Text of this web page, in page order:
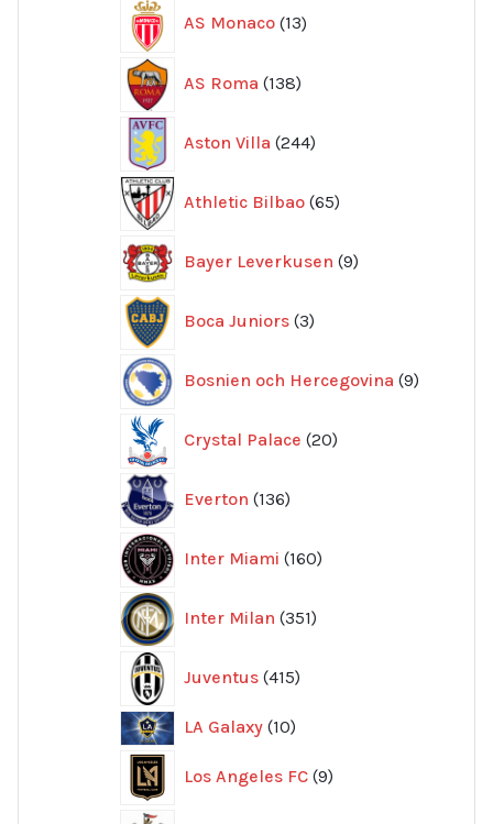
AS Monaco 13
produkter
AS Roma 138
produkter
Aston Villa 244
produkter
Athletic Bilbao 65
produkter
Bayer Leverkusen 9
produkter
Boca Juniors 3
produkter
Bosnien och Hercegovina 9
produkter
Crystal Palace 20
produkter
Everton 136
produkter
Inter Miami 160
produkter
Inter Milan 351
produkter
Juventus 415
produkter
LA Galaxy 1010
Los Angeles FC 9
produkter